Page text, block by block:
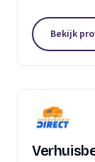
opslag van
Bekijk